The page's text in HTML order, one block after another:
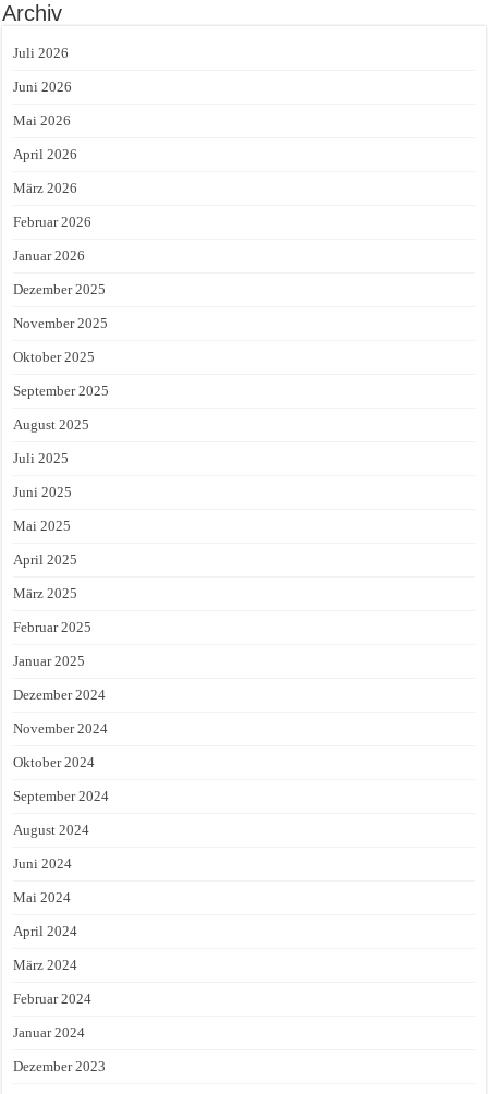
Archiv
Juli 2026
Juni 2026
Mai 2026
April 2026
März 2026
Februar 2026
Januar 2026
Dezember 2025
November 2025
Oktober 2025
September 2025
August 2025
Juli 2025
Juni 2025
Mai 2025
April 2025
März 2025
Februar 2025
Januar 2025
Dezember 2024
November 2024
Oktober 2024
September 2024
August 2024
Juni 2024
Mai 2024
April 2024
März 2024
Februar 2024
Januar 2024
Dezember 2023